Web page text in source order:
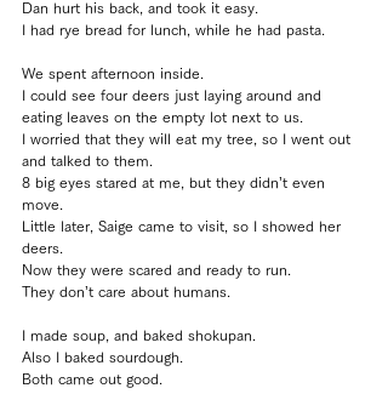
Dan hurt his back, and took it easy.
I had rye bread for lunch, while he had pasta.
We spent afternoon inside.
I could see four deers just laying around and
eating leaves on the empty lot next to us.
I worried that they will eat my tree, so I went out
and talked to them.
8 big eyes stared at me, but they didn’t even
move.
Little later, Saige came to visit, so I showed her
deers.
Now they were scared and ready to run.
They don’t care about humans.
I made soup, and baked shokupan.
Also I baked sourdough.
Both came out good.